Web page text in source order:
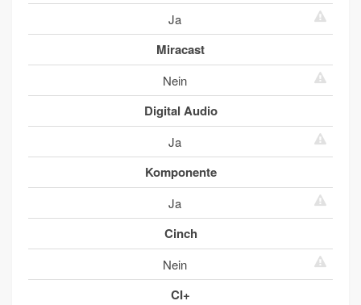
Ja
Miracast
Nein
Digital Audio
Ja
Komponente
Ja
Cinch
Nein
CI+